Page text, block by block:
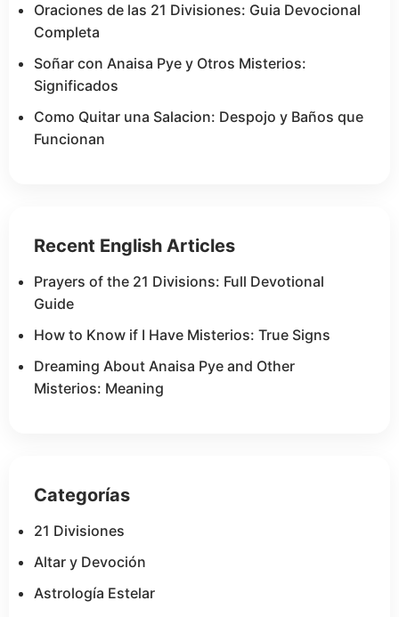
Oraciones de las 21 Divisiones: Guia Devocional
Completa
Soñar con Anaisa Pye y Otros Misterios:
Significados
Como Quitar una Salacion: Despojo y Baños que
Funcionan
Recent English Articles
Prayers of the 21 Divisions: Full Devotional
Guide
How to Know if I Have Misterios: True Signs
Dreaming About Anaisa Pye and Other
Misterios: Meaning
Categorías
21 Divisiones
Altar y Devoción
Astrología Estelar